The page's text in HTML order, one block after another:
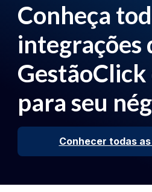
Conheça
integrações
para seu
Conhecer todas